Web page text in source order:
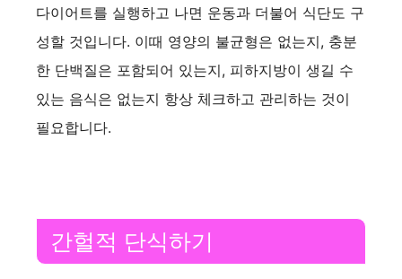
다이어트를 실행하고 나면 운동과 더불어 식단도 구
성할 것입니다. 이때 영양의 불균형은 없는지, 충분
한 단백질은 포함되어 있는지, 피하지방이 생길 수
있는 음식은 없는지 항상 체크하고 관리하는 것이
필요합니다.
간헐적 단식하기